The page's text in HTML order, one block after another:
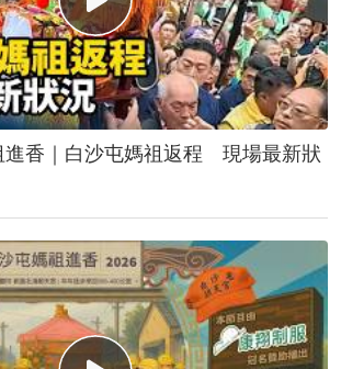
進香｜白沙屯媽祖返程 現場最新狀